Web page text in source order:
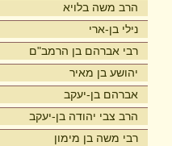
הרב משה בלויא
נילי בן-ארי
רבי אברהם בן הרמב"ם
יהושע בן מאיר
אברהם בן-יעקב
הרב צבי יהודה בן-יעקב
רבי משה בן מימון